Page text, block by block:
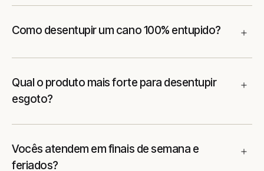
Como desentupir um cano 100% entupido?
Qual o produto mais forte para desentupir
esgoto?
Vocês atendem em finais de semana e
feriados?